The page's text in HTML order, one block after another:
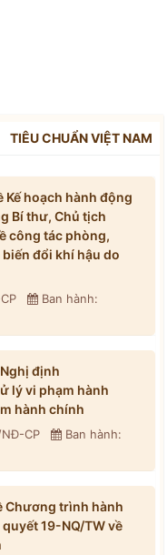
TIÊU CHUẨN VIỆT NAM
Kế hoạch hành động
Bí thư, Chủ tịch
công tác phòng,
đổi khí hậu do
Ban hành:
định
lý vi phạm hành
hành chính
CP
Ban hành:
Chương trình hành
19-NQ/TW về